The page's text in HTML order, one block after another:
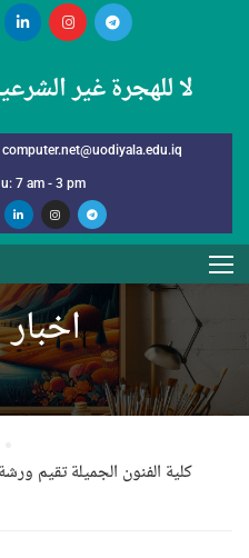
لا للهجرة غير
computer.net@uodiyala.edu.iq
7 am - 3 pm
كلية الفنون الجميلة تقيم